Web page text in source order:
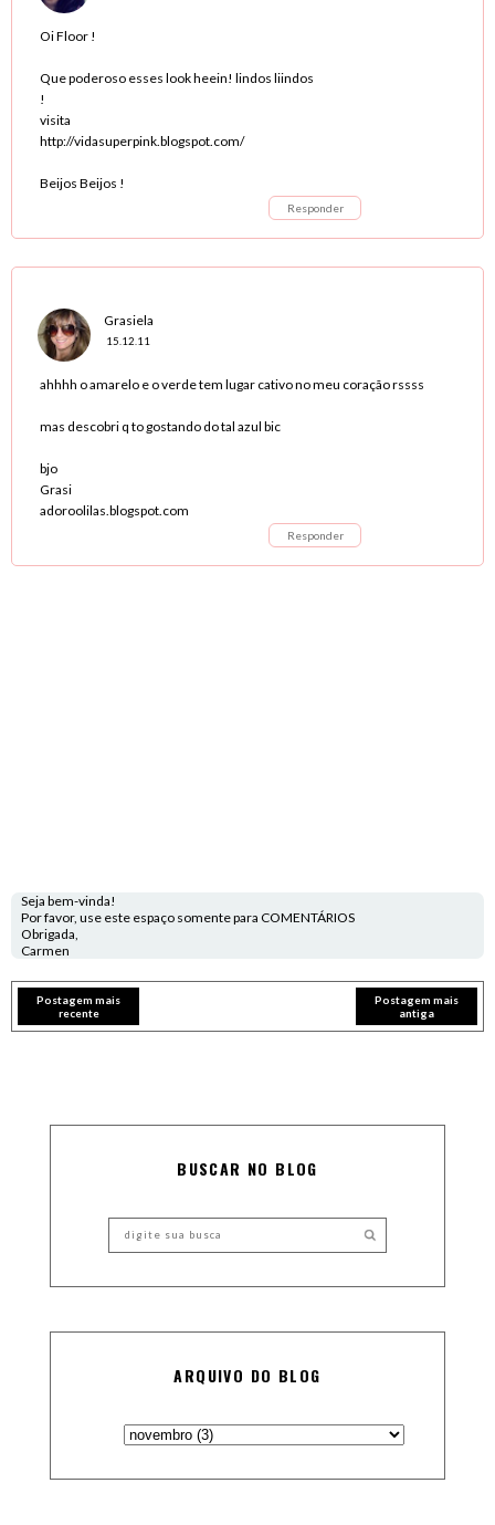
Oi Floor !
Que poderoso esses look heein! lindos liindos
!
visita
http://vidasuperpink.blogspot.com/
Beijos Beijos !
Responder
Grasiela
15.12.11
ahhhh o amarelo e o verde tem lugar cativo no meu coração rssss
mas descobri q to gostando do tal azul bic
bjo
Grasi
adoroolilas.blogspot.com
Responder
Seja bem-vinda!
Por favor, use este espaço somente para COMENTÁRIOS
Obrigada,
Carmen
Postagem mais
recente
Postagem mais
antiga
BUSCAR NO BLOG
ARQUIVO DO BLOG